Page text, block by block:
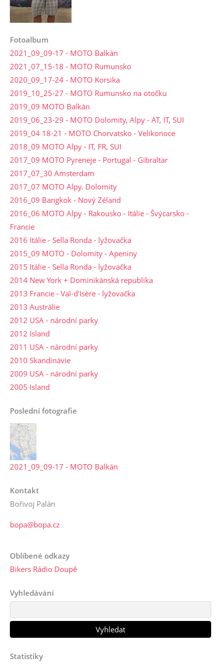
Fotoalbum
2021_09_09-17 - MOTO Balkán
2021_07_15-18 - MOTO Rumunsko
2020_09_17-24 - MOTO Korsika
2019_10_25-27 - MOTO Rumunsko na otočku
2019_09 MOTO Balkán
2019_06_23-29 - MOTO Dolomity, Alpy - AT, IT, SUI
2019_04 18-21 - MOTO Chorvatsko - Velikonoce
2018_09 MOTO Alpy - IT, FR, SUI
2017_09 MOTO Pyreneje - Portugal - Gibraltar
2017_07_30 Amsterdam
2017_07 MOTO Alpy. Dolomity
2016_09 Bangkok - Nový Zéland
2016_06 MOTO Alpy - Rakousko - Itálie - Švýcarsko -
Francie
2016 Itálie - Sella Ronda - lyžovačka
2015_09 MOTO - Dolomity - Apeniny
2015 Itálie - Sella Ronda - lyžovačka
2014 New York + Dominikánská republika
2013 Francie - Val-d'Isère - lyžovačka
2013 Austrálie
2012 USA - národní parky
2012 Island
2011 USA - národní parky
2010 Skandinávie
2009 USA - národní parky
2005 Island
Poslední fotografie
2021_09_09-17 - MOTO Balkán
Kontakt
Bořivoj Palán
bopa@bopa.cz
Oblíbené odkazy
Bikers Rádio Doupě
Vyhledávání
Statistiky